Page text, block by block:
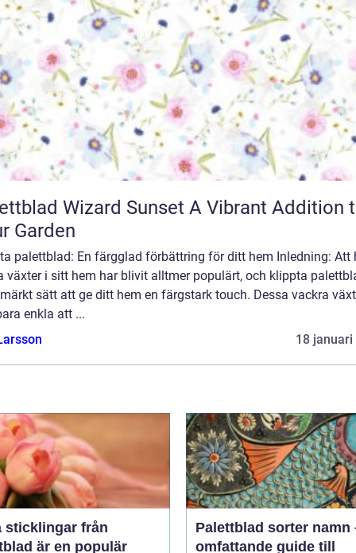
Wizard Sunset A Vibrant Addition to
Garden
palettblad: En färgglad förbättring för ditt hem Inledning: Att
växter i sitt hem har blivit alltmer populärt, och klippta
sätt att ge ditt hem en färgstark touch. Dessa vackra
enkla att ...
18 januari
sticklingar från
är en populär
Palettblad sorter namn
omfattande guide till